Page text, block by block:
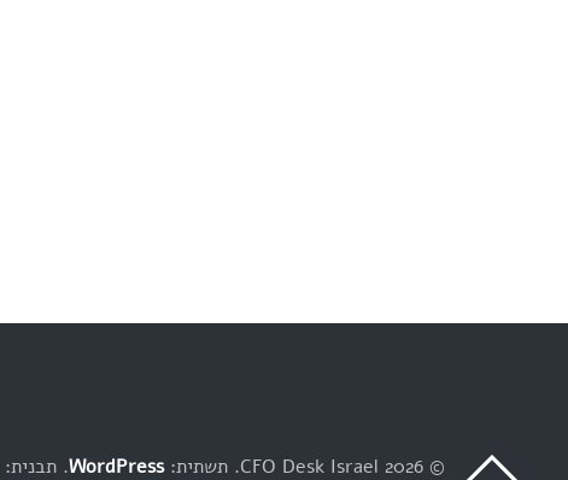
© 2026 CFO Desk Israel תשתית:WordPress תבנית: Baylys by